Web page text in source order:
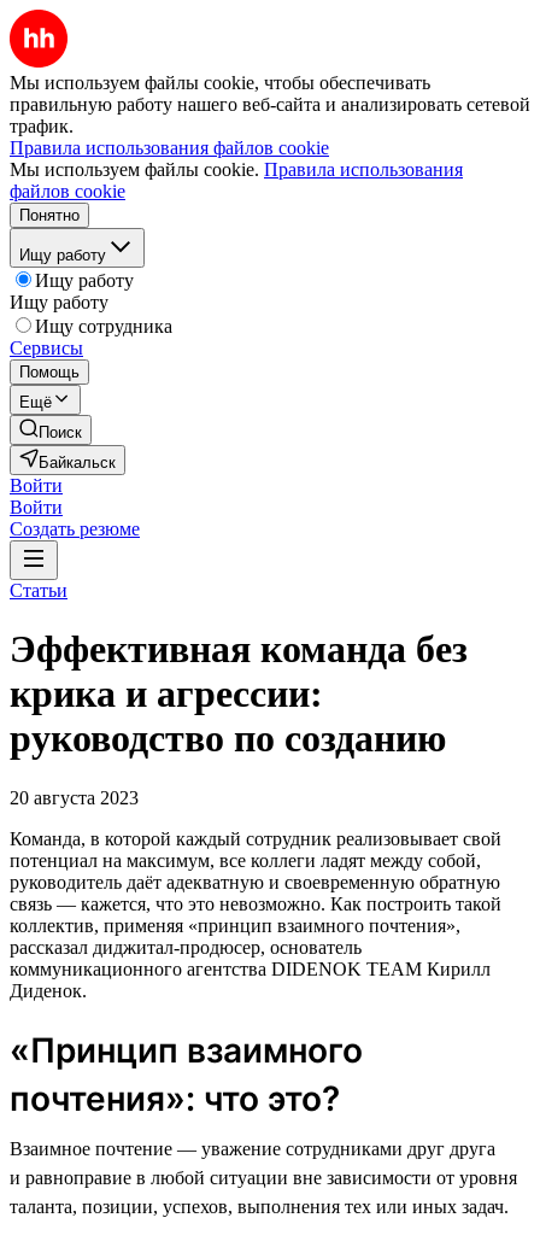
Мы используем файлы cookie, чтобы обеспечивать
правильную работу нашего веб-сайта и анализировать сетевой
трафик.
Правила использования файлов cookie
Мы используем файлы cookie. Правила использования
файлов cookie
Понятно
Ищу работу
Ищу работу
Ищу работу
Ищу сотрудника
Сервисы
Помощь
Ещё
Поиск
Байкальск
Войти
Войти
Создать резюме
Статьи
Эффективная команда без
крика и агрессии:
руководство по созданию
20 августа 2023
Команда, в которой каждый сотрудник реализовывает свой
потенциал на максимум, все коллеги ладят между собой,
руководитель даёт адекватную и своевременную обратную
связь — кажется, что это невозможно. Как построить такой
коллектив, применяя «принцип взаимного почтения»,
рассказал диджитал-продюсер, основатель
коммуникационного агентства DIDENOK TEAM Кирилл
Диденок.
«Принцип взаимного
почтения»: что это?
Взаимное почтение — уважение сотрудниками друг друга
и равноправие в любой ситуации вне зависимости от уровня
таланта, позиции, успехов, выполнения тех или иных задач.